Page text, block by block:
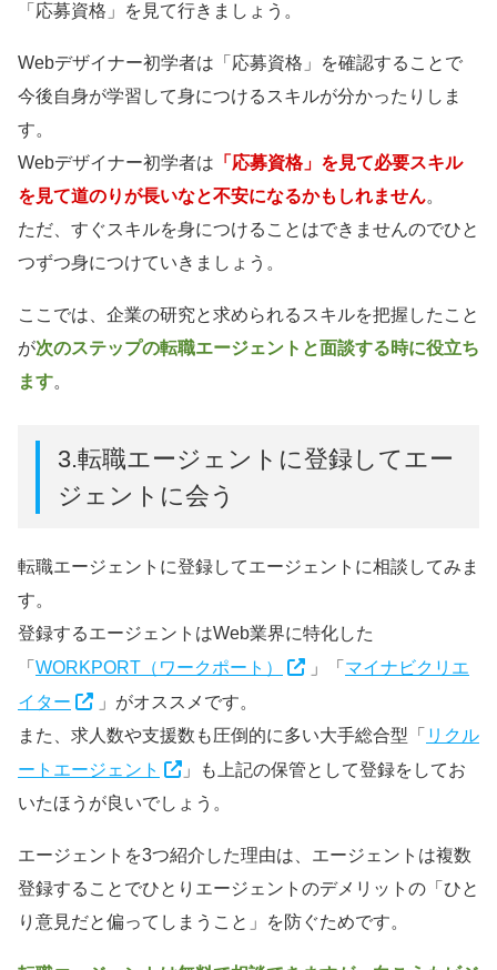
「応募資格」を見て行きましょう。
Webデザイナー初学者は「応募資格」を確認することで
今後自身が学習して身につけるスキルが分かったりしま
す。
Webデザイナー初学者は 「応募資格」を見て必要スキル
を見て道のりが長いなと不安になるかもしれません。
ただ、すぐスキルを身につけることはできませんのでひと
つずつ身につけていきましょう。
ここでは、企業の研究と求められるスキルを把握したこと
が次のステップの転職エージェントと面談する時に役立ち
ます。
3.転職エージェントに登録してエー
ジェントに会う
転職エージェントに登録してエージェントに相談してみま
す。
登録するエージェントはWeb業界に特化した
「 WORKPORT（ワークポート） 」「 マイナビクリエ
イター
」がオススメです。
また、求人数や支援数も圧倒的に多い大手総合型「 リクル
ートエージェント
」も上記の保管として登録をしてお
いたほうが良いでしょう。
エージェントを3つ紹介した理由は、エージェントは複数
登録することでひとりエージェントのデメリットの「ひと
り意見だと偏ってしまうこと」を防ぐためです。